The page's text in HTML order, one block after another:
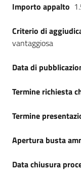
Importo appalto
Criterio di
vantaggiosa
Data di
Termine richiesta
Termine
Apertura busta
Data chiusura